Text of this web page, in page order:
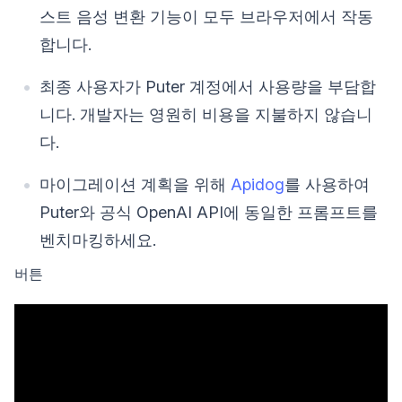
스트 음성 변환 기능이 모두 브라우저에서 작동
합니다.
최종 사용자가 Puter 계정에서 사용량을 부담합
니다. 개발자는 영원히 비용을 지불하지 않습니
다.
마이그레이션 계획을 위해 Apidog를 사용하여
Puter와 공식 OpenAI API에 동일한 프롬프트를
벤치마킹하세요.
버튼